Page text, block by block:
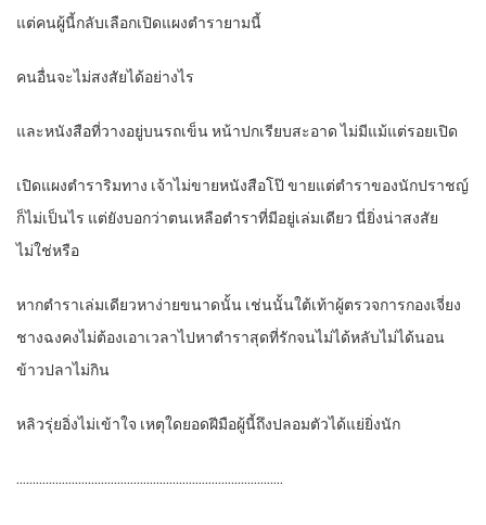
แต่คนผู้นี้กลับเลือกเปิดแผงตำรายามนี้
คนอื่นจะไม่สงสัยได้อย่างไร
และหนังสือที่วางอยู่บนรถเข็น หน้าปกเรียบสะอาด ไม่มีแม้แต่รอยเปิด
เปิดแผงตำราริมทาง เจ้าไม่ขายหนังสือโป๊ ขายแต่ตำราของนักปราชญ์
ก็ไม่เป็นไร แต่ยังบอกว่าตนเหลือตำราที่มีอยู่เล่มเดียว นี่ยิ่งน่าสงสัย
ไม่ใช่หรือ
หากตำราเล่มเดียวหาง่ายขนาดนั้น เช่นนั้นใต้เท้าผู้ตรวจการกองเจี่ยง
ชางฉงคงไม่ต้องเอาเวลาไปหาตำราสุดที่รักจนไม่ได้หลับไม่ได้นอน
ข้าวปลาไม่กิน
หลิวรุ่ยอิ่งไม่เข้าใจ เหตุใดยอดฝีมือผู้นี้ถึงปลอมตัวได้แย่ยิ่งนัก
……………………………………………………………………….